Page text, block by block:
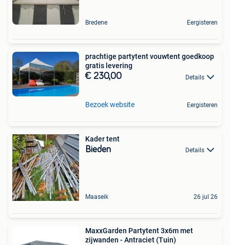
Bredene Eergisteren
prachtige partytent vouwtent goedkoop
gratis levering
€ 230,00 Details
Bezoek website Eergisteren
Kader tent
Bieden Details
Maaseik 26 jul 26
MaxxGarden Partytent 3x6m met
zijwanden - Antraciet (Tuin)